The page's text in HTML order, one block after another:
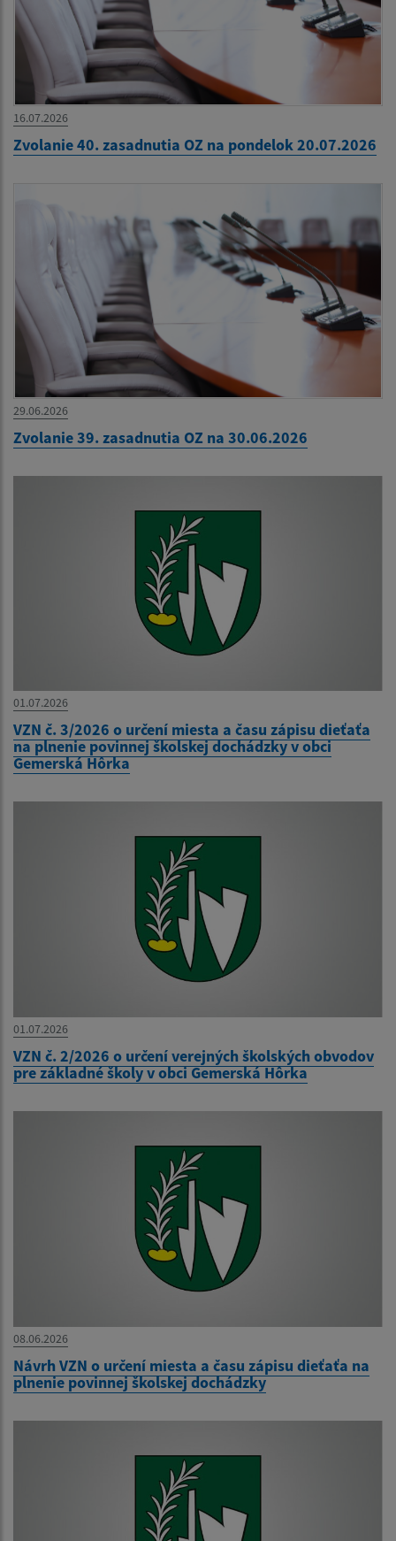
16.07.2026
Zvolanie 40. zasadnutia OZ na pondelok 20.07.2026
29.06.2026
Zvolanie 39. zasadnutia OZ na 30.06.2026
01.07.2026
VZN č. 3/2026 o určení miesta a času zápisu dieťaťa
na plnenie povinnej školskej dochádzky v obci
Gemerská Hôrka
01.07.2026
VZN č. 2/2026 o určení verejných školských obvodov
pre základné školy v obci Gemerská Hôrka
08.06.2026
Návrh VZN o určení miesta a času zápisu dieťaťa na
plnenie povinnej školskej dochádzky